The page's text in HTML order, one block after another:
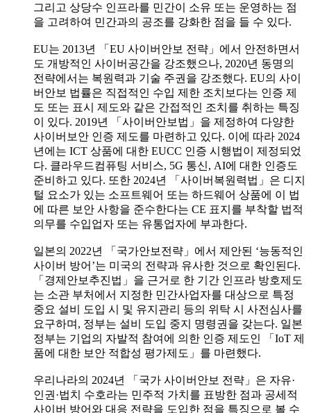
그리고 상당수 인프라를 민간이 소유 또는 운영하는 점
을 고려하여 민간과의 공조를 강화한 점을 들 수 있다.
EU는 2013년 「EU 사이버안보 전략」에서 안전하면서
도 개방적인 사이버공간을 강조했으나, 2020년 동명의
전략에서는 복원력과 기술 주권을 강조했다. EU의 사이
버안보 법률은 직접적인 수입 제한 조치보다는 인증 제
도 또는 표시 제도와 같은 간접적인 조치를 취하는 특징
이 있다. 2019년 「사이버안보법」을 제정하여 다양한
사이버보안 인증 제도를 마련하고 있다. 이에 따라 2024
년에는 ICT 상품에 대한 EUCC 인증 시행법이 제정되었
다. 클라우드컴퓨팅 서비스, 5G 통신, AI에 대한 인증도
준비하고 있다. 또한 2024년 「사이버복원력법」은 디지
털 요소가 있는 소프트웨어 또는 하드웨어 상품에 이 법
에 따른 보안 사항을 준수한다는 CE 표지를 부착할 법적
의무를 수입업자 또는 유통업자에 부과한다.
일본의 2022년 「국가안보전략」에서 제안된 ‘능동적인
사이버 방어’는 미국의 전략과 유사한 것으로 확인된다.
「경제안보추진법」을 근거로 한 기간 인프라 방호제도
는 소관 부처에서 지정한 민간사업자를 대상으로 특정
중요 설비 도입 시 및 유지관리 등의 위탁 시 사전심사를
요구하며, 정부는 설비 도입 중지 명령권을 갖는다. 일본
정부는 기업의 자발적 참여에 의한 인증 제도인 「IoT 제
품에 대한 보안 적합성 평가제도」를 마련했다.
우리나라의 2024년 「국가 사이버안보 전략」은 자유·
인권·법치 수호라는 민주적 가치를 표방한 점과 공세적
사이버 방어와 대응 전략을 도입한 점을 특징으로 볼 수